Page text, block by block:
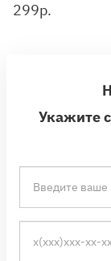
299р.
Укажите